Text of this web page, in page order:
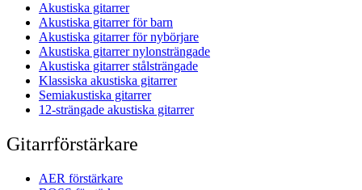
Akustiska gitarrer
Akustiska gitarrer för barn
Akustiska gitarrer för nybörjare
Akustiska gitarrer nylonsträngade
Akustiska gitarrer stålsträngade
Klassiska akustiska gitarrer
Semiakustiska gitarrer
12-strängade akustiska gitarrer
Gitarrförstärkare
AER förstärkare